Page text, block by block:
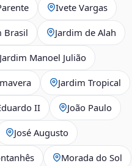
Ivete Vargas
Brasil Jardim de Alah
Jardim Manoel Julião
Jardim Tropical
II João Paulo
José Augusto
Morada do Sol